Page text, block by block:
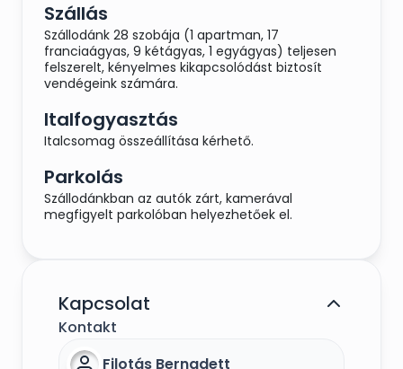
Szállás
Szállodánk 28 szobája (1 apartman, 17
franciaágyas, 9 kétágyas, 1 egyágyas) teljesen
felszerelt, kényelmes kikapcsolódást biztosít
vendégeink számára.
Italfogyasztás
Italcsomag összeállítása kérhető.
Parkolás
Szállodánkban az autók zárt, kamerával
megfigyelt parkolóban helyezhetőek el.
Kapcsolat
Kontakt
Filotás Bernadett